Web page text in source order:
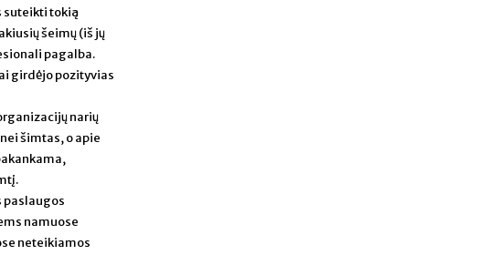
suteikti tokią
šeimų (iš jų
pagalba.
girdėjo pozityvias
narių
šimtas, o apie
paslaugos
namuose
neteikiamos